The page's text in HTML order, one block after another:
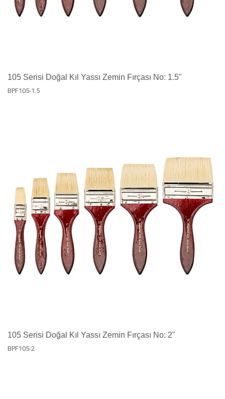
105 Serisi Doğal Kıl Yassı Zemin Fırçası No: 1.5"
BPF105-1.5
105 Serisi Doğal Kıl Yassı Zemin Fırçası No: 2"
BPF105-2